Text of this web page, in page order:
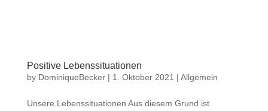
Positive Lebenssituationen
by DominiqueBecker| 1. Oktober 2021 | Allgemein
Unsere Lebenssituationen Aus diesem Grund ist